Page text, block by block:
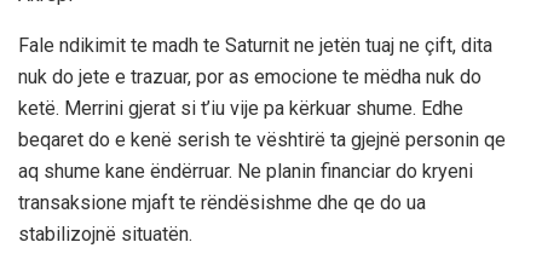
Fale ndikimit te madh te Saturnit ne jetën tuaj ne çift, dita
nuk do jete e trazuar, por as emocione te mëdha nuk do
ketë. Merrini gjerat si t’iu vije pa kërkuar shume. Edhe
beqaret do e kenë serish te vështirë ta gjejnë personin qe
aq shume kane ëndërruar. Ne planin financiar do kryeni
transaksione mjaft te rëndësishme dhe qe do ua
stabilizojnë situatën.